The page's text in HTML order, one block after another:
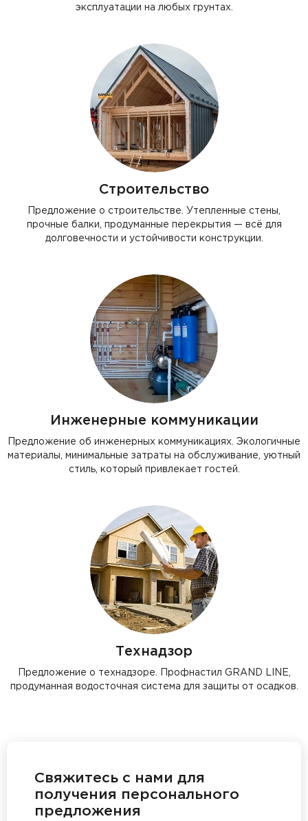
эксплуатации на любых грунтах.
Строительство
Предложение о строительстве. Утепленные стены,
прочные балки, продуманные перекрытия — всё для
долговечности и устойчивости конструкции.
Инженерные коммуникации
Предложение об инженерных коммуникациях. Экологичные
материалы, минимальные затраты на обслуживание, уютный
стиль, который привлекает гостей.
Технадзор
Предложение о технадзоре. Профнастил GRAND LINE,
продуманная водосточная система для защиты от осадков.
Свяжитесь с нами для
получения персонального
предложения